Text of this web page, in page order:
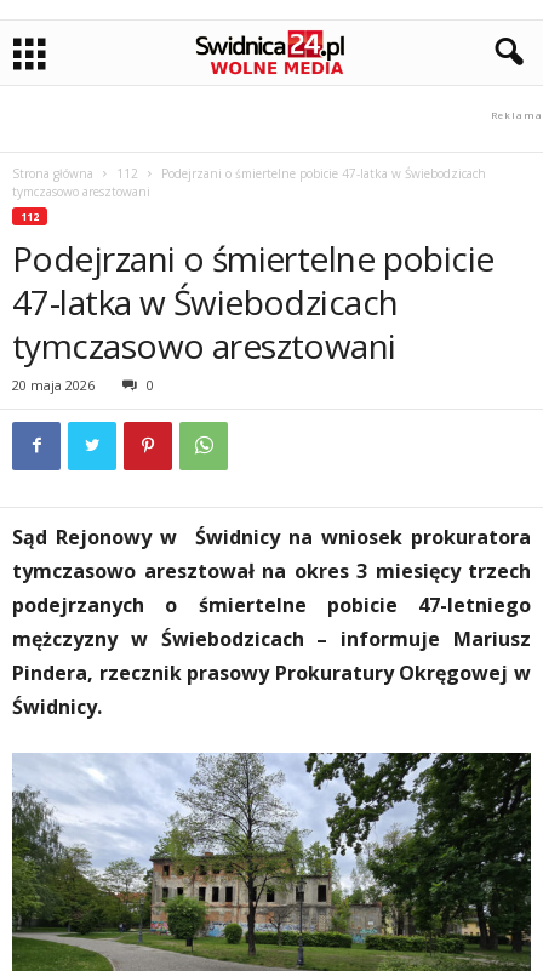
Strona główna 112
Podejrzani o śmiertelne pobicie 47-latka w Świebodzicach
tymczasowo aresztowani
112
Podejrzani o śmiertelne pobicie
47-latka w Świebodzicach
tymczasowo aresztowani
20 maja 2026 0
Sąd Rejonowy w Świdnicy na wniosek prokuratora
tymczasowo aresztował na okres 3 miesięcy trzech
podejrzanych o śmiertelne pobicie 47-letniego
mężczyzny w Świebodzicach – informuje Mariusz
Pindera, rzecznik prasowy Prokuratury Okręgowej w
Świdnicy.